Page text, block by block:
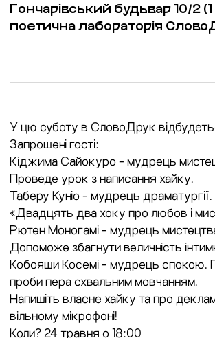
Гончарівський будьвар 10/2
поетична лабораторія
У цю суботу в СловоДрук
Запрошені гості:
Кіджима Сайокуро - мудрець
Проведе урок з написання хайку.
Таберу Куніо - мудрець
«Двадцять два хоку про любов і
Рютен Моногамі - мудрець
Допоможе збагнути величність
Кобояши Косемі - мудрець спокою.
проби пера схвальним мовчанням.
Напишіть власне хайку та про
вільному мікрофоні!
Коли? 24 травня о 18:00